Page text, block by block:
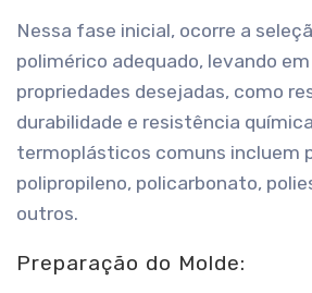
Nessa fase inicial, ocorre a
polimérico adequado, levando
propriedades desejadas, como
durabilidade e resistência
termoplásticos comuns incluem
polipropileno, policarbonato,
outros.
Preparação do Molde: